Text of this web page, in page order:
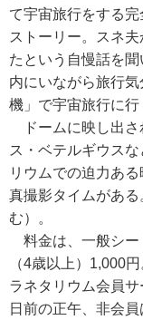
て宇宙旅行をする
ストーリー。スネ
たという自慢話を
内にいながら旅行
機」で宇宙旅行に行
ドームに映し出さ
ス・ベテルギウス
リウムでの迫力あ
真撮影タイムがあ
む）。
料金は、一般シー
（4歳以上）1,000
ラネタリウム会員
日前の正午、非会